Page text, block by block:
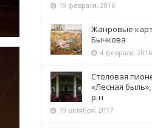
19 февраля, 2016
Жанровые
Бычкова
4 февраля, 2016
Столовая
«Лесная
р-н
19 октября, 2017